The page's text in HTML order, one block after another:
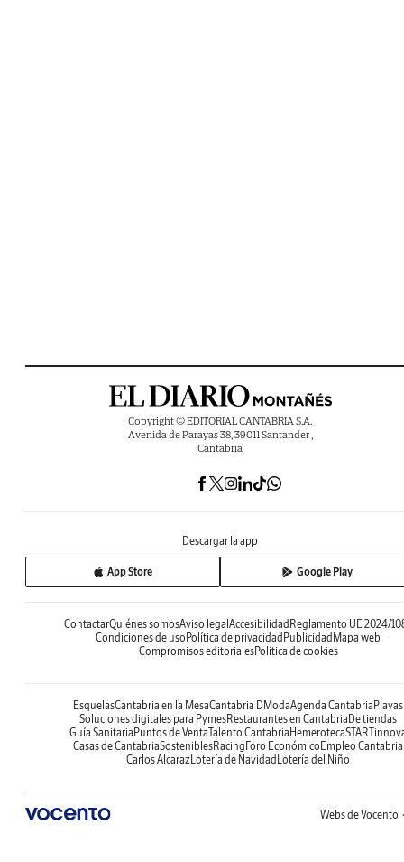
Copyright © EDITORIAL CANTABRIA S.A.
Avenida de Parayas 38, 39011 Santander ,
Cantabria
Descargar la app
App Store Google Play
ContactarQuiénes somosAviso legalAccesibilidadReglamento UE 2024/
Condiciones de usoPolítica de privacidadPublicidadMapa web
Compromisos editorialesPolítica de cookies
EsquelasCantabria en la MesaCantabria DModaAgenda CantabriaPlayas
Soluciones digitales para PymesRestaurantes en CantabriaDe tiendas
Guía SanitariaPuntos de VentaTalento CantabriaHemeroteca
Casas de CantabriaSosteniblesRacingForo EconómicoEmpleo Cantabria
Carlos AlcarazLotería de NavidadLotería del Niño
Webs de Vocento